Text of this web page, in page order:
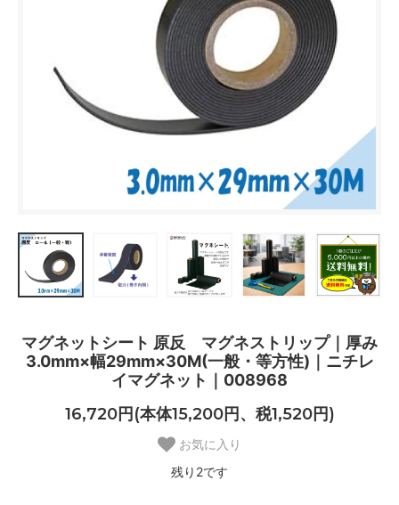
マグネットシート 原反 マグネストリップ｜厚み
3.0mm×幅29mm×30M(一般・等方性)｜ニチレ
イマグネット｜008968
16,720円(本体15,200円、税1,520円)
お気に入り
残り2です